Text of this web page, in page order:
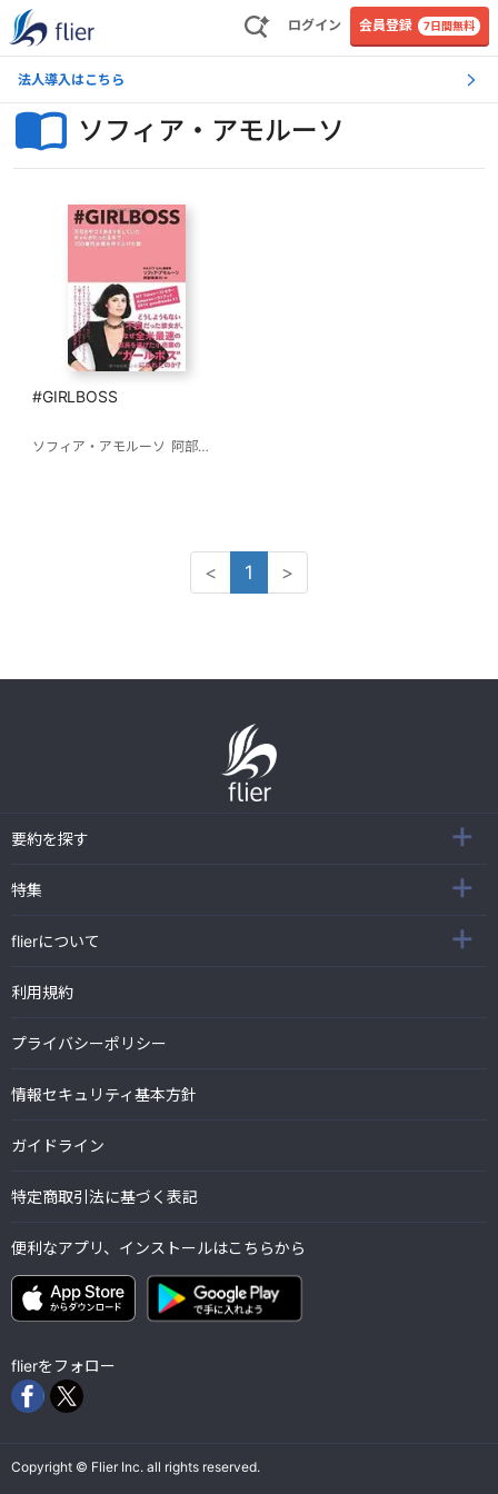
ログイン 会員登録 7日間無料
法人導入はこちら
ソフィア・アモルーソ
#GIRLBOSS
ソフィア・アモルーソ 阿部寿美代(訳)
< 1 >
要約を探す
特集
flierについて
利用規約
プライバシーポリシー
情報セキュリティ基本方針
ガイドライン
特定商取引法に基づく表記
便利なアプリ、インストールはこちらから
flierをフォロー
Copyright © Flier Inc. all rights reserved.